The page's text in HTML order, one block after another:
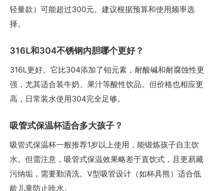
轻量款）可能超过300元。建议根据预算和使用频率选
择。
316L和304不锈钢内胆哪个更好？
316L更好。它比304添加了钼元素，耐酸碱和耐腐蚀性更
强，尤其适合装牛奶、果汁等酸性饮品。但价格也相应更
高，日常装水使用304完全足够。
吸管式保温杯适合多大孩子？
吸管式保温杯一般推荐1岁以上使用，能锻炼孩子自主饮
水。但需注意，吸管式保温效果略差于直饮式，且更易藏
污纳垢，需要勤清洗。V型吸管设计（如杯具熊）适合低
龄儿童防止呛水。